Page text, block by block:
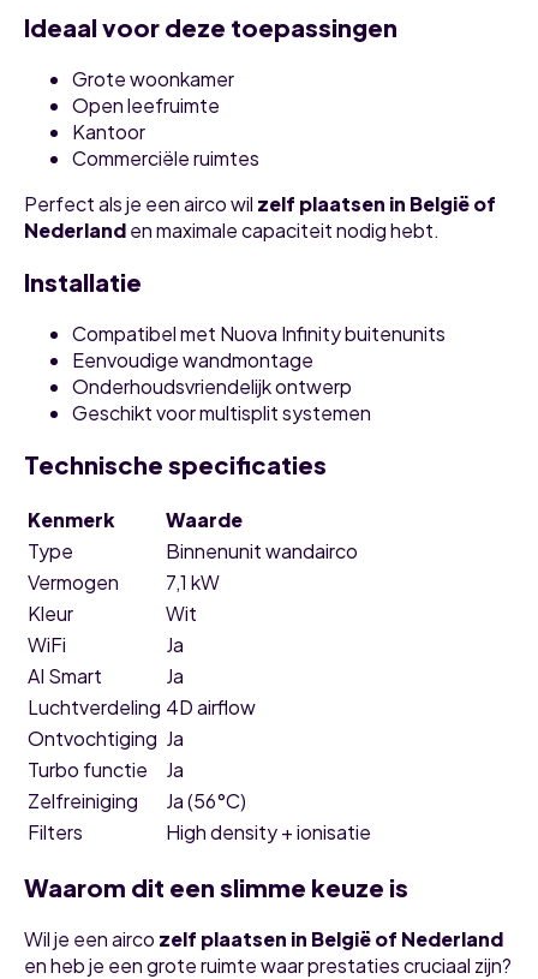
Ideaal voor deze toepassingen
Grote woonkamer
Open leefruimte
Kantoor
Commerciële ruimtes
Perfect als je een airco wil zelf plaatsen in België of
Nederlanden maximale capaciteit nodig hebt.
Installatie
Compatibel met Nuova Infinity buitenunits
Eenvoudige wandmontage
Onderhoudsvriendelijk ontwerp
Geschikt voor multisplit systemen
Technische specificaties
Kenmerk
Waarde
Type
Binnenunit wandairco
Vermogen
7,1 kW
Kleur
Wit
WiFi
Ja
AI Smart
Ja
Luchtverdeling 4D airflow
Ontvochtiging Ja
Turbo functie
Ja
Zelfreiniging
Ja (56°C)
Filters
High density + ionisatie
Waarom dit een slimme keuze is
Wil je een airco zelf plaatsen in België of Nederland
en heb je een grote ruimte waar prestaties cruciaal zijn?